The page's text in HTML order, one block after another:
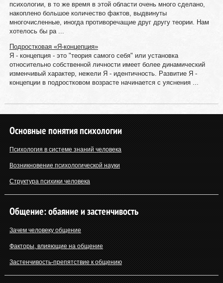
психологии, в то же время в этой области очень много сделано,
накоплено большое количество фактов, выдвинуты
многочисленные, иногда противоречащие друг другу теории. Нам
хотелось бы ра ...
Подростковая «Я-концепция»
Я - концепция - это "теория самого себя" или установка
относительно собственной личности имеет более динамический
изменчивый характер, нежели Я - идентичность. Развитие Я -
концепции в подростковом возрасте начинается с уяснения ...
Основные понятия психологии
Психология в системе знаний человека
Возникновение психологической науки
Структура психики человека
Общение: обаяние и застенчивость
Зачем человеку общение
Факторы, влияющие на общение
Застенчивость-препятствие к общению